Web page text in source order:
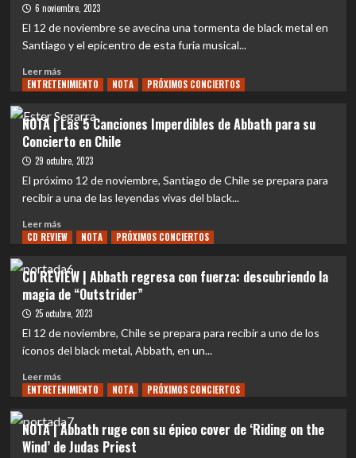
Lacrimosa:
a
la
poesía
6 noviembre, 2023
El 12 de noviembre se avecina una tormenta de black metal en
Santiago y el epicentro de esta furia musical...
Leer másLeer
más
NOTA
|
Abbath
en
Chile:
Razones
para
no
su
épico
concierto
en
Sala
Metrónomo
ENTRETENIMIENTO NOTA PRÓXIMOS CONCIERTOS
NOTA | Las 5 Canciones Imperdibles de Abbath para su
Concierto en Chile
29 octubre, 2023
El próximo 12 de noviembre, Santiago de Chile se prepara para
recibir a una de las leyendas vivas del black...
Leer másLeer
más
NOTA
|
Las
5
Canciones
de
Abbath
para
Concierto
en
Chile
CD REVIEW NOTA PRÓXIMOS CONCIERTOS
CD REVIEW | Abbath regresa con fuerza: descubriendo la
magia de “Outstrider”
25 octubre, 2023
El 12 de noviembre, Chile se prepara para recibir a uno de los
íconos del black metal, Abbath, en un...
Leer másLeer
más
CD
REVIEW
|
ENTRETENIMIENTO NOTA PRÓXIMOS CONCIERTOS
NOTA | Abbath ruge con su épico cover de ‘Riding on the
Wind’ de Judas Priest